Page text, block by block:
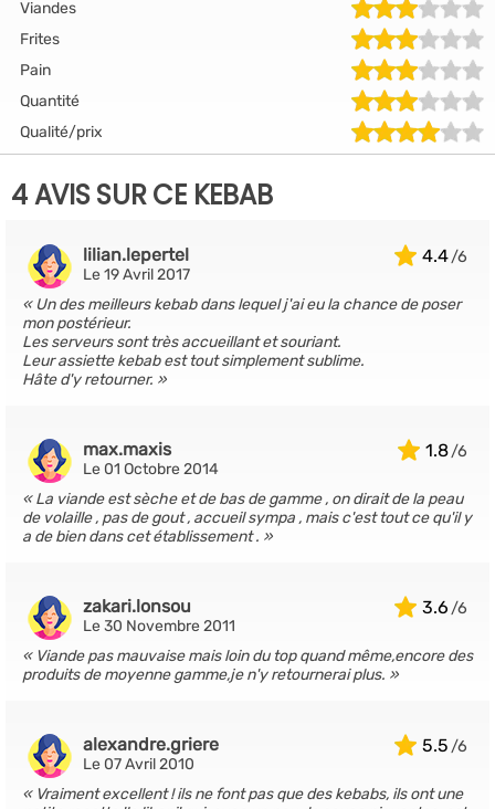
Viandes
Frites
Pain
Quantité
Qualité/prix
4 AVIS SUR CE KEBAB
4.4
lilian.lepertel
Le 19 Avril 2017
Un des meilleurs kebab dans lequel j'ai eu la chance de poser
mon postérieur.
Les serveurs sont très accueillant et souriant.
Leur assiette kebab est tout simplement sublime.
Hâte d'y retourner.
1.8
max.maxis
Le 01 Octobre 2014
La viande est sèche et de bas de gamme , on dirait de la peau
de volaille , pas de gout , accueil sympa , mais c'est tout ce qu'il y
a de bien dans cet établissement .
3.6
zakari.lonsou
Le 30 Novembre 2011
Viande pas mauvaise mais loin du top quand même,encore des
produits de moyenne gamme,je n'y retournerai plus.
5.5
alexandre.griere
Le 07 Avril 2010
Vraiment excellent ! ils ne font pas que des kebabs, ils ont une